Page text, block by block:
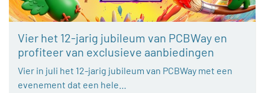
Vier het 12-jarig jubileum van PCBWay en
profiteer van exclusieve aanbiedingen
Vier in juli het 12-jarig jubileum van PCBWay met een
evenement dat een hele…